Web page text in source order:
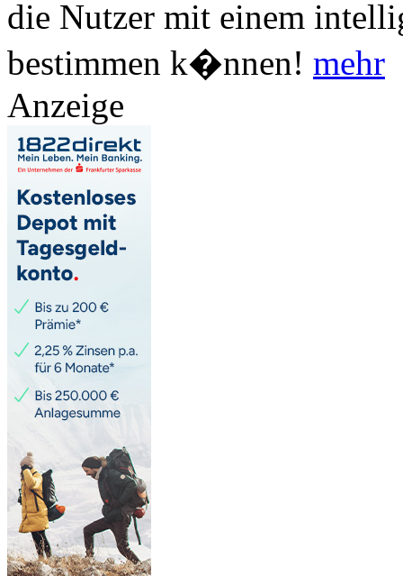
die Nutzer mit einem
bestimmen k�nnen! mehr
Anzeige